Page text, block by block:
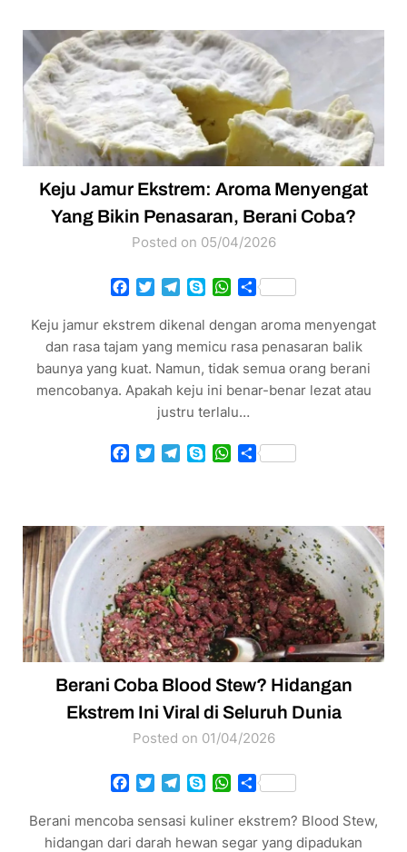
Keju Jamur Ekstrem: Aroma Menyengat
Yang Bikin Penasaran, Berani Coba?
Posted on 05/04/2026
Facebook
TwitterTelegram
SkypeWhatsApp
Share
Keju jamur ekstrem dikenal dengan aroma menyengat
dan rasa tajam yang memicu rasa penasaran balik
baunya yang kuat. Namun, tidak semua orang berani
mencobanya. Apakah keju ini benar-benar lezat atau
justru terlalu…
Facebook
TwitterTelegram
SkypeWhatsApp
Share
Berani Coba Blood Stew? Hidangan
Ekstrem Ini Viral di Seluruh Dunia
Posted on 01/04/2026
Facebook
TwitterTelegram
SkypeWhatsApp
Share
Berani mencoba sensasi kuliner ekstrem? Blood Stew,
hidangan dari darah hewan segar yang dipadukan